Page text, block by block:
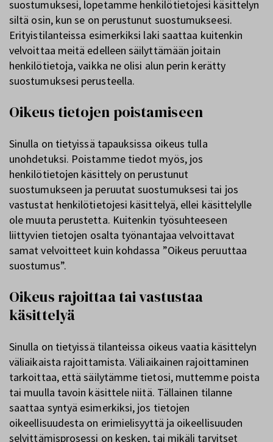
suostumuksesi, lopetamme henkilötietojesi käsittelyn
siltä osin, kun se on perustunut suostumukseesi.
Erityistilanteissa esimerkiksi laki saattaa kuitenkin
velvoittaa meitä edelleen säilyttämään joitain
henkilötietoja, vaikka ne olisi alun perin kerätty
suostumuksesi perusteella.
Oikeus tietojen poistamiseen
Sinulla on tietyissä tapauksissa oikeus tulla
unohdetuksi. Poistamme tiedot myös, jos
henkilötietojen käsittely on perustunut
suostumukseen ja peruutat suostumuksesi tai jos
vastustat henkilötietojesi käsittelyä, ellei käsittelylle
ole muuta perustetta. Kuitenkin työsuhteeseen
liittyvien tietojen osalta työnantajaa velvoittavat
samat velvoitteet kuin kohdassa ”Oikeus peruuttaa
suostumus”.
Oikeus rajoittaa tai vastustaa
käsittelyä
Sinulla on tietyissä tilanteissa oikeus vaatia käsittelyn
väliaikaista rajoittamista. Väliaikainen rajoittaminen
tarkoittaa, että säilytämme tietosi, muttemme poista
tai muulla tavoin käsittele niitä. Tällainen tilanne
saattaa syntyä esimerkiksi, jos tietojen
oikeellisuudesta on erimielisyyttä ja oikeellisuuden
selvittämisprosessi on kesken, tai mikäli tarvitset